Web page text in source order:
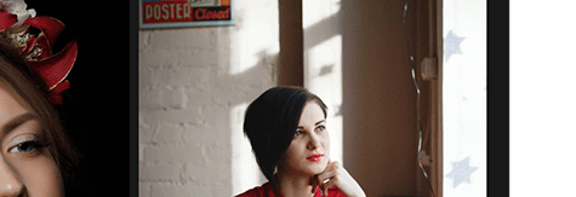
Instalaciones activas
60+
Versión de PHP
5.6
Página de inicio del tema